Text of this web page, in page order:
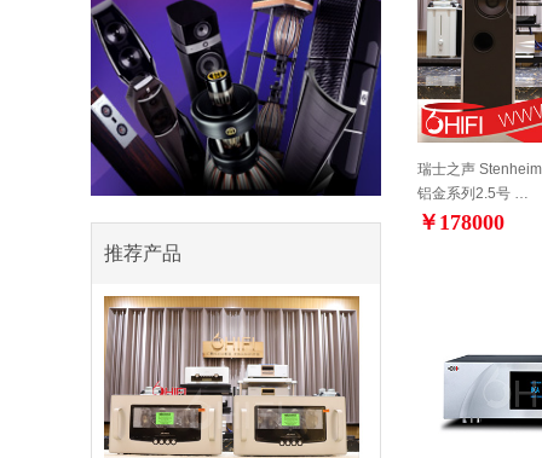
推荐产品
瑞士之声
铝金系列2.5号 …
￥178000